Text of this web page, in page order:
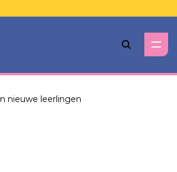
Zoeken
nieuwe leerlingen